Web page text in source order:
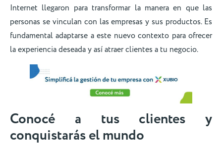
Internet llegaron para transformar la manera en que las
personas se vinculan con las empresas y sus productos. Es
fundamental adaptarse a este nuevo contexto para ofrecer
la experiencia deseada y así atraer clientes a tu negocio.
Conocé a tus clientes y
conquistarás el mundo